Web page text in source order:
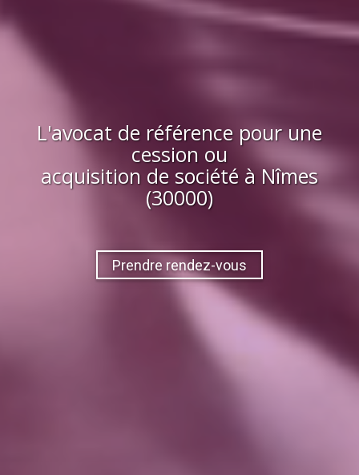
L'avocat de référence pour une
cession ou
acquisition de société à Nîmes
(30000)
Prendre rendez-vous